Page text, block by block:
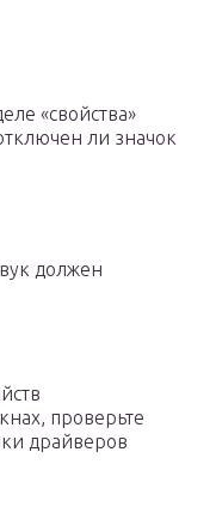
«свойства»
ли значок
должен
проверьте
драйверов